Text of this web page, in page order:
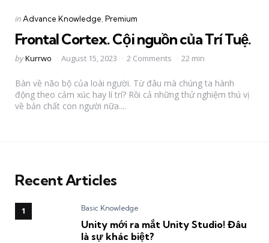
Categories
Posted
inAdvance Knowledge Premium
Frontal Cortex. Cội nguồn của Trí Tuệ.
Posted
byKurrwo August 15, 2023 2 Comments 22 min
Bàn về não bộ của loài người. Từ đâu mà chúng ta hành
động theo cảm xúc hay lí trí? Rồi cả những thử nghiệm thú vị
về bản chất con người nữa....
Recent Articles
Basic Knowledge
Unity mới ra mắt Unity Studio! Đâu
là sự khác biệt?